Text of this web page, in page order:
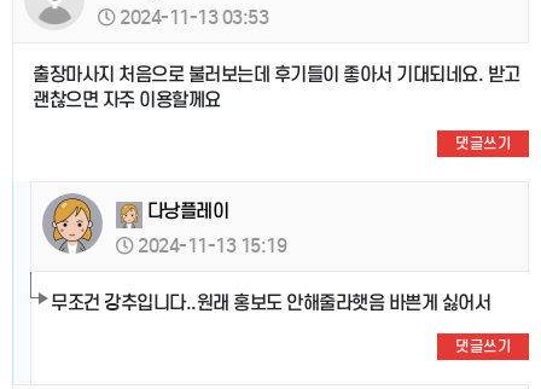
2024-11-13 03:53
출장마사지 처음으로 불러보는데 후기들이 좋아서 기대되네요. 받고
괜찮으면 자주 이용할께요
댓글쓰기
다낭플레이
2024-11-13 15:19
무조건 강추입니다..원래 홍보도 안해줄라햇음 바쁜게 싫어서
댓글쓰기